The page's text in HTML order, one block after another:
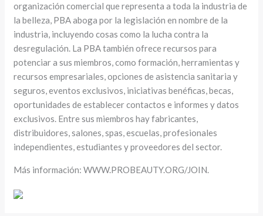
organización comercial que representa a toda la industria de
la belleza, PBA aboga por la legislación en nombre de la
industria, incluyendo cosas como la lucha contra la
desregulación. La PBA también ofrece recursos para
potenciar a sus miembros, como formación, herramientas y
recursos empresariales, opciones de asistencia sanitaria y
seguros, eventos exclusivos, iniciativas benéficas, becas,
oportunidades de establecer contactos e informes y datos
exclusivos. Entre sus miembros hay fabricantes,
distribuidores, salones, spas, escuelas, profesionales
independientes, estudiantes y proveedores del sector.
Más información: WWW.PROBEAUTY.ORG/JOIN.